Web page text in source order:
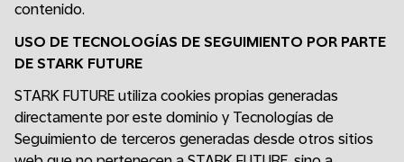
contenido.
USO DE TECNOLOGÍAS DE SEGUIMIENTO POR PARTE
DE STARK FUTURE
STARK FUTURE utiliza cookies propias generadas
directamente por este dominio y Tecnologías de
Seguimiento de terceros generadas desde otros sitios